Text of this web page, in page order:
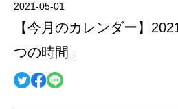
2021-05-01
【今月のカレンダー】
つの時間」